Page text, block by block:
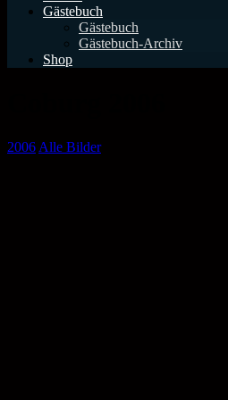
Gästebuch
Gästebuch
Gästebuch-Archiv
Shop
2006 Alle Bilder